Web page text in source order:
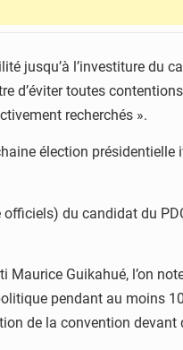
jusqu’à l’investiture du
d’éviter toutes
recherchés ».
élection présidentielle
du candidat du
Guikahué, l’on
pendant au moins
de la convention